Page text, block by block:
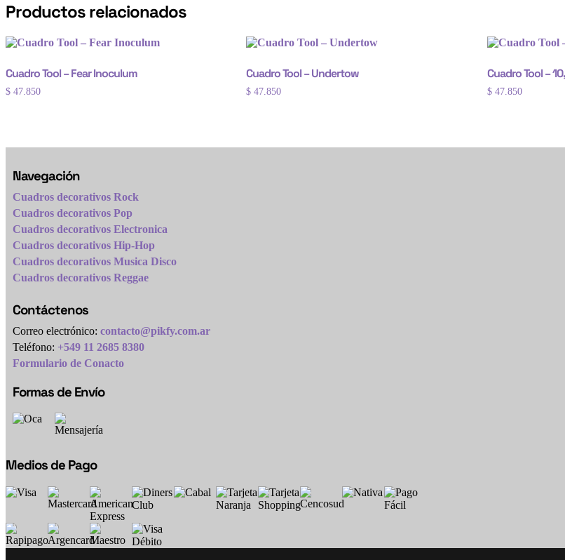
Productos relacionados
Cuadro Tool – Fear Inoculum
$ 47.850
Cuadro Tool – Undertow
$ 47.850
Cuadro Tool –
$47.850
Navegación
Cuadros decorativos Rock
Cuadros decorativos Pop
Cuadros decorativos Electronica
Cuadros decorativos Hip-Hop
Cuadros decorativos Musica Disco
Cuadros decorativos Reggae
Contáctenos
Correo electrónico: contacto@pikfy.com.ar
Teléfono: +549 11 2685 8380
Formulario de Conacto
Formas de Envío
Medios de Pago